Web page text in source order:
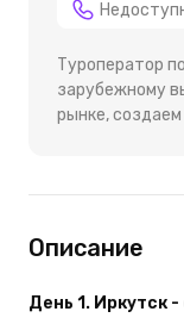
Туроператор
зарубежному
рынке,
Описание
День 1. Иркутск